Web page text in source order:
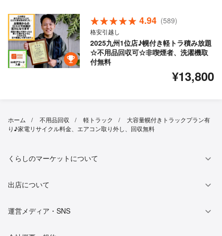
4.94 (589)
格安引越し
2025九州1位店♪幌付き軽トラ積み放題
☆不用品回収可☆非喫煙者、洗濯機取
付無料
¥13,800
ホーム 不用品回収 軽トラック
大容量幌付きトラックプラン有
り♪家電リサイクル料金、エアコン取り外し、回収無料
くらしのマーケットについて
出店について
運営メディア・SNS